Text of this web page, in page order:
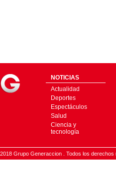
NOTICIAS
Actualidad
Deportes
Espectáculos
Salud
Ciencia y
tecnología
2018 Grupo Generaccion . Todos los